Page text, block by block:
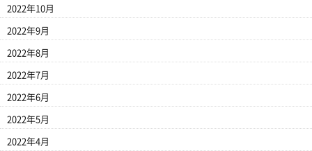
2022年10月
2022年9月
2022年8月
2022年7月
2022年6月
2022年5月
2022年4月